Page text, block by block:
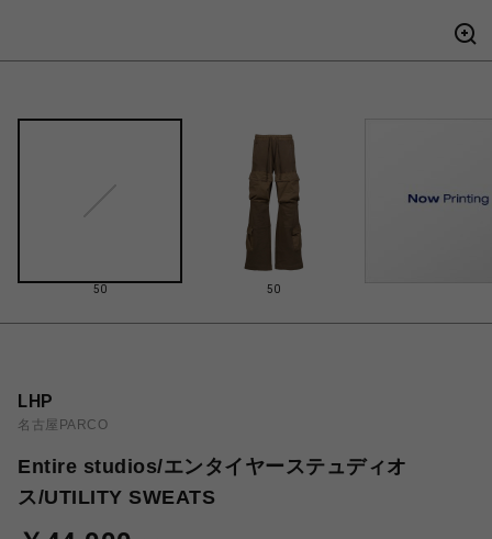
50 50
LHP
名古屋PARCO
Entire studios/エンタイヤーステュディオ
ス/UTILITY SWEATS